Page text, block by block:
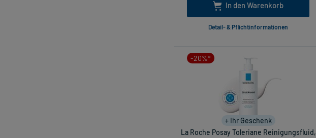
In den Warenkorb
Detail- & Pflichtinformationen
-20%*
+ Ihr Geschenk
La Roche Posay Toleriane Reinigungsfluid,